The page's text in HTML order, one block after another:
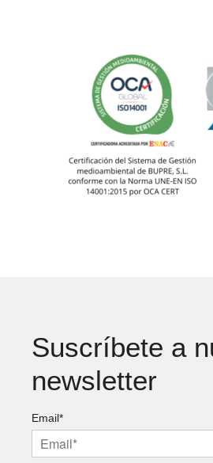
Suscríbete a
newsletter
Email*